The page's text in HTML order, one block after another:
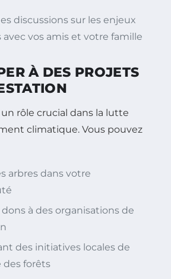
discussions sur les enjeux
vos amis et votre famille
À DES PROJETS
rôle crucial dans la lutte
climatique. Vous pouvez
arbres dans votre
dons à des organisations de
des initiatives locales de
des forêts